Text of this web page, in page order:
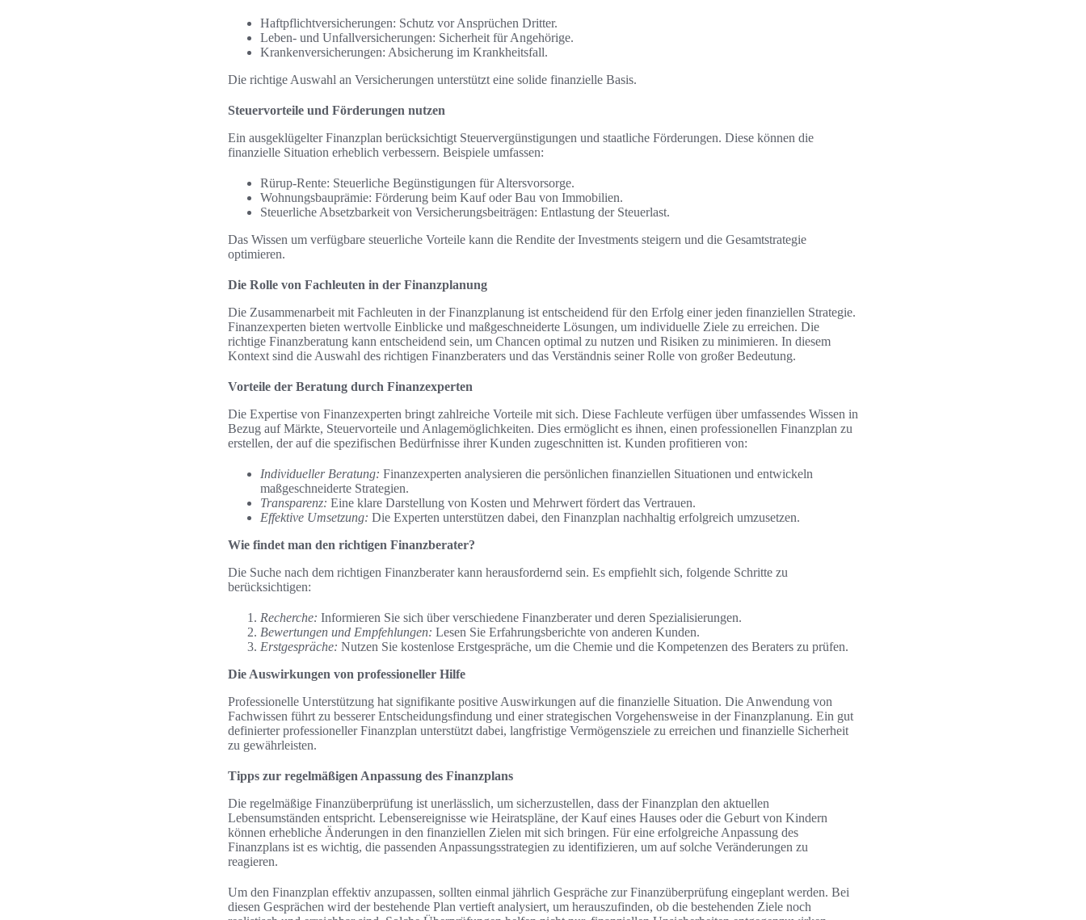
Haftpflichtversicherungen: Schutz vor Ansprüchen Dritter.
Leben- und Unfallversicherungen: Sicherheit für Angehörige.
Krankenversicherungen: Absicherung im Krankheitsfall.
Die richtige Auswahl an Versicherungen unterstützt eine solide finanzielle Basis.
Steuervorteile und Förderungen nutzen
Ein ausgeklügelter Finanzplan berücksichtigt Steuervergünstigungen und staatliche Förderungen. Diese können die
finanzielle Situation erheblich verbessern. Beispiele umfassen:
Rürup-Rente: Steuerliche Begünstigungen für Altersvorsorge.
Wohnungsbauprämie: Förderung beim Kauf oder Bau von Immobilien.
Steuerliche Absetzbarkeit von Versicherungsbeiträgen: Entlastung der Steuerlast.
Das Wissen um verfügbare steuerliche Vorteile kann die Rendite der Investments steigern und die Gesamtstrategie
optimieren.
Die Rolle von Fachleuten in der Finanzplanung
Die Zusammenarbeit mit Fachleuten in der Finanzplanung ist entscheidend für den Erfolg einer jeden finanziellen Strategie.
Finanzexperten bieten wertvolle Einblicke und maßgeschneiderte Lösungen, um individuelle Ziele zu erreichen. Die
richtige Finanzberatung kann entscheidend sein, um Chancen optimal zu nutzen und Risiken zu minimieren. In diesem
Kontext sind die Auswahl des richtigen Finanzberaters und das Verständnis seiner Rolle von großer Bedeutung.
Vorteile der Beratung durch Finanzexperten
Die Expertise von Finanzexperten bringt zahlreiche Vorteile mit sich. Diese Fachleute verfügen über umfassendes Wissen in
Bezug auf Märkte, Steuervorteile und Anlagemöglichkeiten. Dies ermöglicht es ihnen, einen professionellen Finanzplan zu
erstellen, der auf die spezifischen Bedürfnisse ihrer Kunden zugeschnitten ist. Kunden profitieren von:
Individueller Beratung: Finanzexperten analysieren die persönlichen finanziellen Situationen und entwickeln
maßgeschneiderte Strategien.
Transparenz: Eine klare Darstellung von Kosten und Mehrwert fördert das Vertrauen.
Effektive Umsetzung: Die Experten unterstützen dabei, den Finanzplan nachhaltig erfolgreich umzusetzen.
Wie findet man den richtigen Finanzberater?
Die Suche nach dem richtigen Finanzberater kann herausfordernd sein. Es empfiehlt sich, folgende Schritte zu
berücksichtigen:
Recherche: Informieren Sie sich über verschiedene Finanzberater und deren Spezialisierungen.
Bewertungen und Empfehlungen: Lesen Sie Erfahrungsberichte von anderen Kunden.
Erstgespräche: Nutzen Sie kostenlose Erstgespräche, um die Chemie und die Kompetenzen des Beraters zu prüfen.
Die Auswirkungen von professioneller Hilfe
Professionelle Unterstützung hat signifikante positive Auswirkungen auf die finanzielle Situation. Die Anwendung von
Fachwissen führt zu besserer Entscheidungsfindung und einer strategischen Vorgehensweise in der Finanzplanung. Ein gut
definierter professioneller Finanzplan unterstützt dabei, langfristige Vermögensziele zu erreichen und finanzielle Sicherheit
zu gewährleisten.
Tipps zur regelmäßigen Anpassung des Finanzplans
Die regelmäßige Finanzüberprüfung ist unerlässlich, um sicherzustellen, dass der Finanzplan den aktuellen
Lebensumständen entspricht. Lebensereignisse wie Heiratspläne, der Kauf eines Hauses oder die Geburt von Kindern
können erhebliche Änderungen in den finanziellen Zielen mit sich bringen. Für eine erfolgreiche Anpassung des
Finanzplans ist es wichtig, die passenden Anpassungsstrategien zu identifizieren, um auf solche Veränderungen zu
reagieren.
Um den Finanzplan effektiv anzupassen, sollten einmal jährlich Gespräche zur Finanzüberprüfung eingeplant werden. Bei
diesen Gesprächen wird der bestehende Plan vertieft analysiert, um herauszufinden, ob die bestehenden Ziele noch